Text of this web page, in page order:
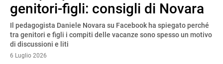
genitori-figli: consigli di Novara
Il pedagogista Daniele Novara su Facebook ha spiegato perché
tra genitori e figli i compiti delle vacanze sono spesso un motivo
di discussioni e liti
6 Luglio 2026